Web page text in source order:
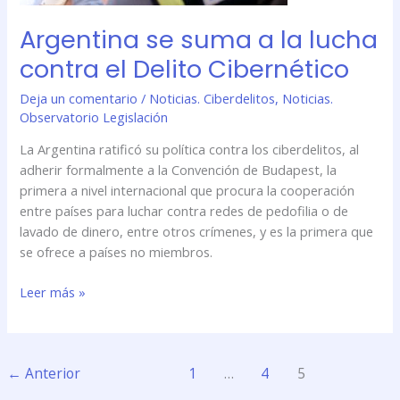
Argentina se suma a la lucha
contra el Delito Cibernético
Deja un comentario / Noticias. Ciberdelitos, Noticias.
Observatorio Legislación
La Argentina ratificó su política contra los ciberdelitos, al
adherir formalmente a la Convención de Budapest, la
primera a nivel internacional que procura la cooperación
entre países para luchar contra redes de pedofilia o de
lavado de dinero, entre otros crímenes, y es la primera que
se ofrece a países no miembros.
Leer más »
← Anterior 1 … 4 5